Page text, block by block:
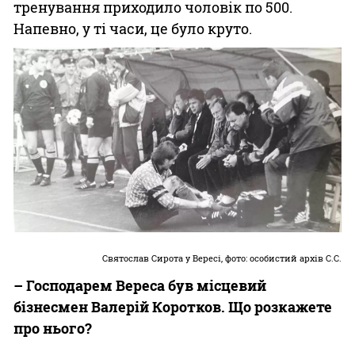
тренування приходило чоловік по 500.
Напевно, у ті часи, це було круто.
Святослав Сирота у Вересі, фото: особистий архів С.С.
– Господарем Вереса був місцевий
бізнесмен Валерій Коротков. Що розкажете
про нього?